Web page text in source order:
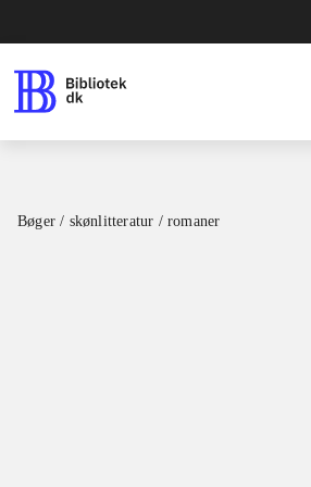
Bøger / skønlitteratur / romaner